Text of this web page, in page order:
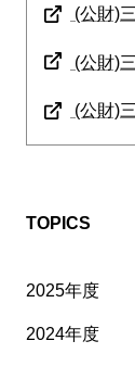
(公財)
(公財)
(公財)
TOPICS
2025年度
2024年度